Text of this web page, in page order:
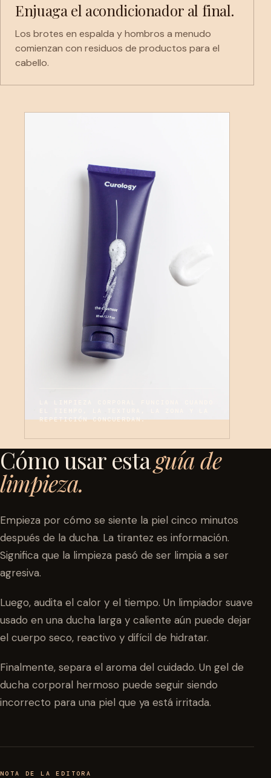
Enjuaga el acondicionador al final.
Los brotes en espalda y hombros a menudo
comienzan con residuos de productos para el
cabello.
REPETICIÓN CONCUERDAN.
Cómo usar estaguía de
limpieza.
Empieza por cómo se siente la piel cinco minutos
después de la ducha. La tirantez es información.
Significa que la limpieza pasó de ser limpia a ser
agresiva.
Luego, audita el calor y el tiempo. Un limpiador suave
usado en una ducha larga y caliente aún puede dejar
el cuerpo seco, reactivo y difícil de hidratar.
Finalmente, separa el aroma del cuidado. Un gel de
ducha corporal hermoso puede seguir siendo
incorrecto para una piel que ya está irritada.
NOTA DE LA EDITORA